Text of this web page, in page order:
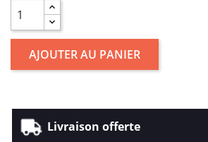
AJOUTER AU PANIER
Livraison offerte